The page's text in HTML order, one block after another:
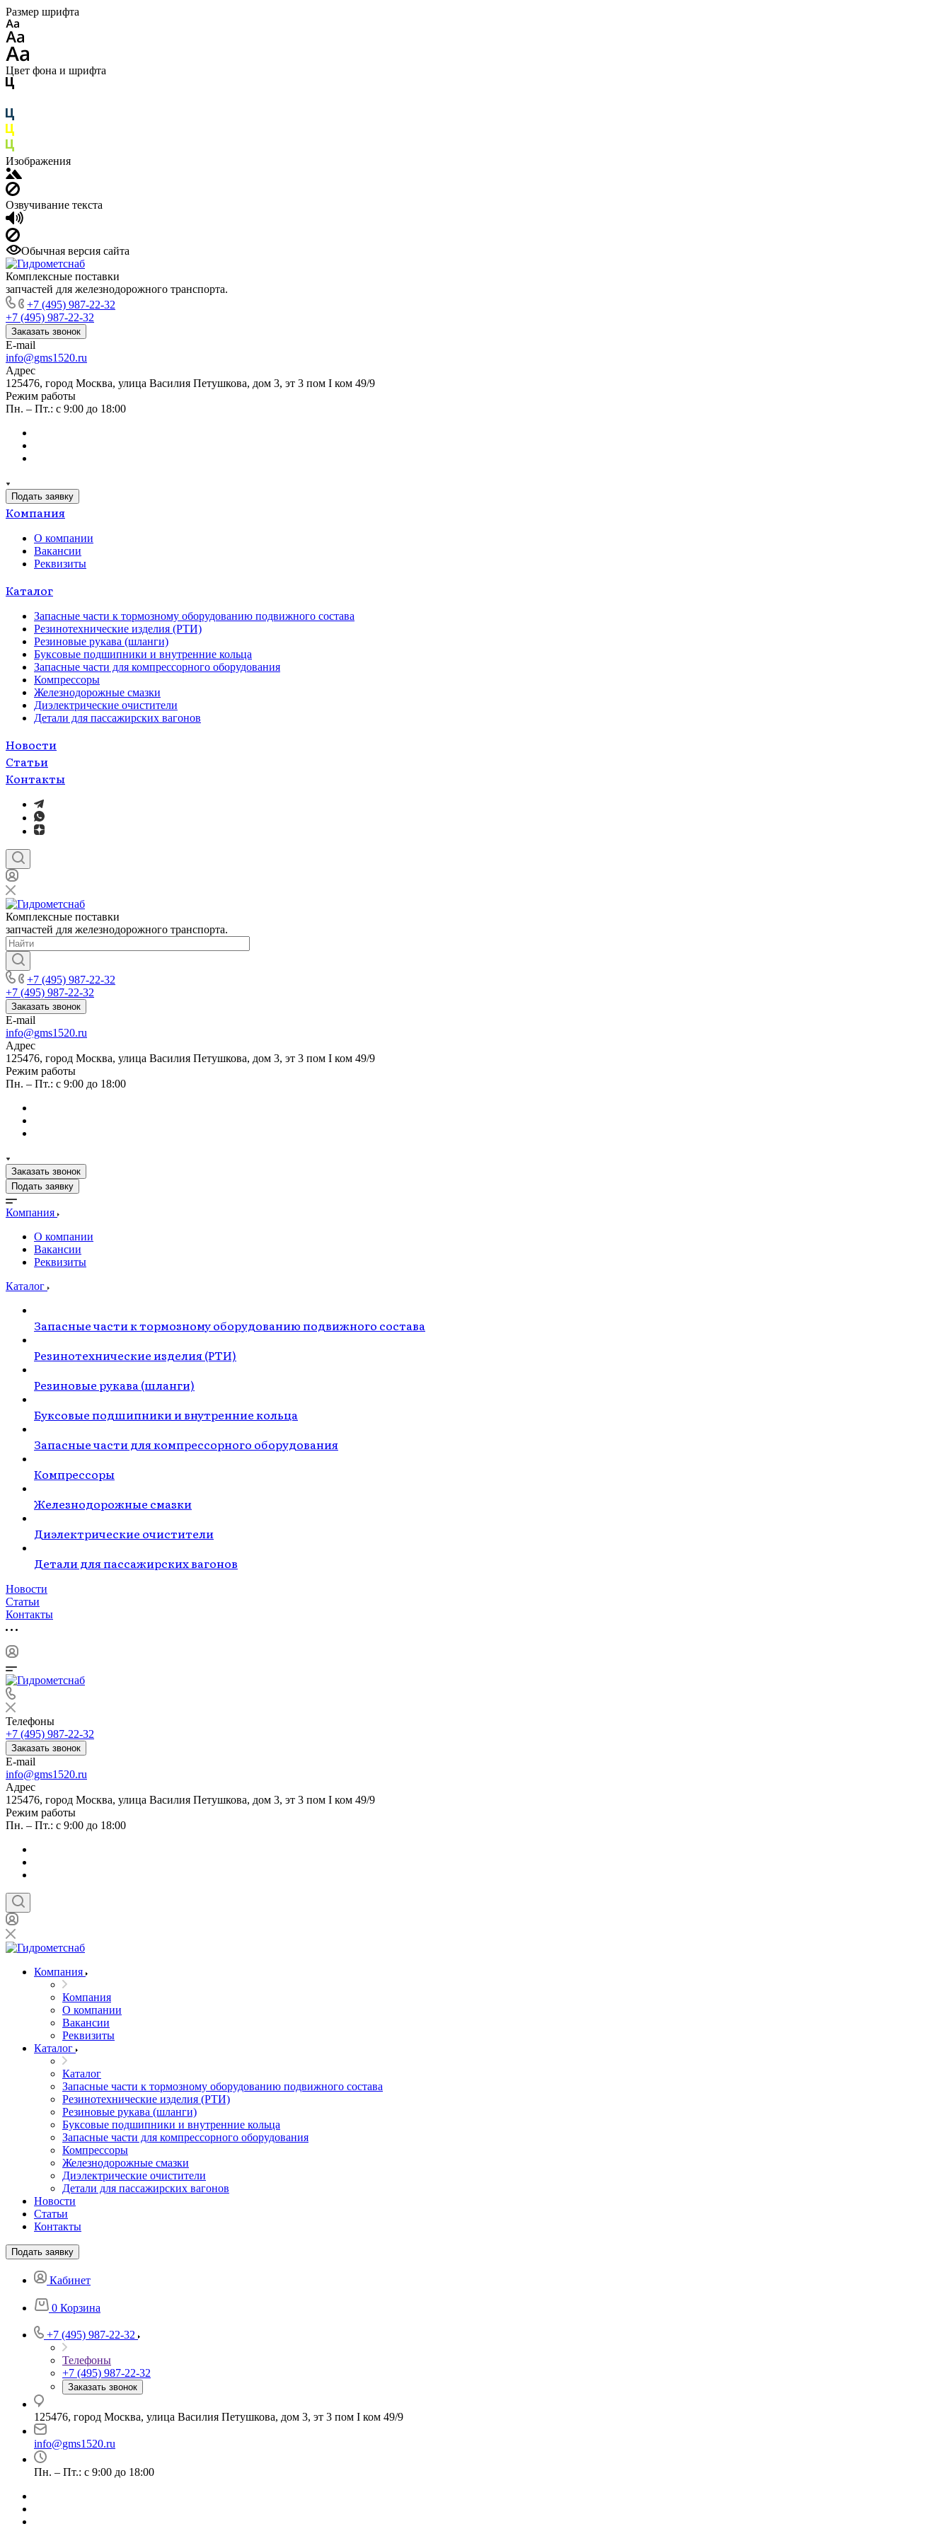
Размер шрифта
Цвет фона и шрифта
Изображения
Озвучивание текста
Обычная версия сайта
Комплексные поставки
запчастей для железнодорожного транспорта.
+7 (495) 987-22-32
+7 (495) 987-22-32
Заказать звонок
E-mail
info@gms1520.ru
Адрес
125476, город Москва, улица Василия Петушкова, дом 3, эт 3 пом I ком 49/9
Режим работы
Пн. – Пт.: с 9:00 до 18:00
Подать заявку
Компания
О компании
Вакансии
Реквизиты
Каталог
Запасные части к тормозному оборудованию подвижного состава
Резинотехнические изделия (РТИ)
Резиновые рукава (шланги)
Буксовые подшипники и внутренние кольца
Запасные части для компрессорного оборудования
Компрессоры
Железнодорожные смазки
Диэлектрические очистители
Детали для пассажирских вагонов
Новости
Статьи
Контакты
Комплексные поставки
запчастей для железнодорожного транспорта.
+7 (495) 987-22-32
+7 (495) 987-22-32
Заказать звонок
E-mail
info@gms1520.ru
Адрес
125476, город Москва, улица Василия Петушкова, дом 3, эт 3 пом I ком 49/9
Режим работы
Пн. – Пт.: с 9:00 до 18:00
Заказать звонок
Подать заявку
Компания
О компании
Вакансии
Реквизиты
Каталог
Запасные части к тормозному оборудованию подвижного состава
Резинотехнические изделия (РТИ)
Резиновые рукава (шланги)
Буксовые подшипники и внутренние кольца
Запасные части для компрессорного оборудования
Компрессоры
Железнодорожные смазки
Диэлектрические очистители
Детали для пассажирских вагонов
Новости
Статьи
Контакты
Телефоны
+7 (495) 987-22-32
Заказать звонок
E-mail
info@gms1520.ru
Адрес
125476, город Москва, улица Василия Петушкова, дом 3, эт 3 пом I ком 49/9
Режим работы
Пн. – Пт.: с 9:00 до 18:00
Компания
Компания
О компании
Вакансии
Реквизиты
Каталог
Каталог
Запасные части к тормозному оборудованию подвижного состава
Резинотехнические изделия (РТИ)
Резиновые рукава (шланги)
Буксовые подшипники и внутренние кольца
Запасные части для компрессорного оборудования
Компрессоры
Железнодорожные смазки
Диэлектрические очистители
Детали для пассажирских вагонов
Новости
Статьи
Контакты
Подать заявку
Кабинет
0 Корзина
+7 (495) 987-22-32
Телефоны
+7 (495) 987-22-32
Заказать звонок
125476, город Москва, улица Василия Петушкова, дом 3, эт 3 пом I ком 49/9
info@gms1520.ru
Пн. – Пт.: с 9:00 до 18:00